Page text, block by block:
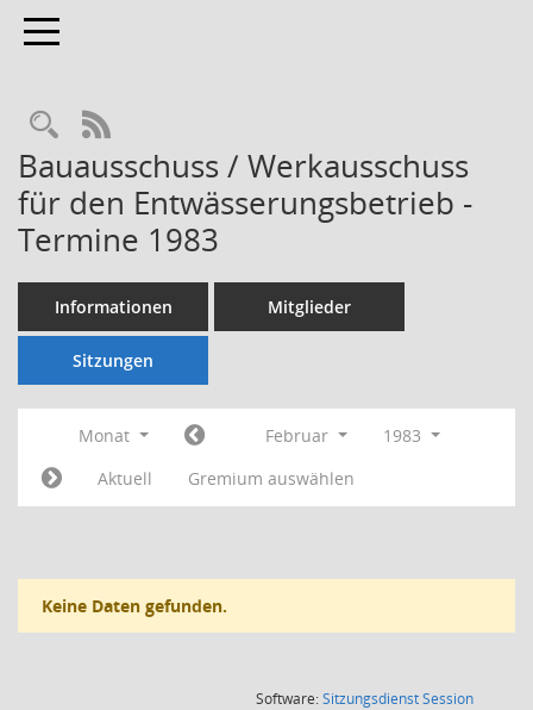
Toggle navigation
Rechercheauswahl
RSS-Feed
Bauausschuss / Werkausschuss
für den Entwässerungsbetrieb -
Termine 1983
Informationen Mitglieder
Sitzungen
Monat Februar
1983
Aktuell
Gremium auswählen
Keine Daten gefunden.
Software:SitzungsdienstSession(Wird in